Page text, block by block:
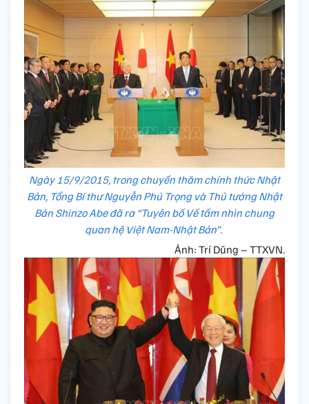
Ngày 15/9/2015, trong chuyến thăm chính thức Nhật
Bản, Tổng Bí thư Nguyễn Phú Trọng và Thủ tướng Nhật
Bản Shinzo Abe đã ra “Tuyên bố Về tầm nhìn chung
quan hệ Việt Nam-Nhật Bản”.
Ảnh: Trí Dũng – TTXVN.